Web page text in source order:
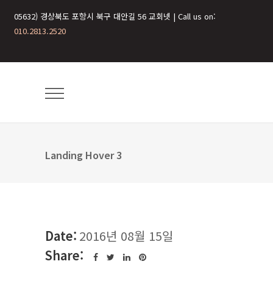
05632) 경상북도 포항시 북구 대안길 56 교회넷 | Call us on:
010.2813.2520
Landing Hover 3
Date: 2016년 08월 15일
Share: